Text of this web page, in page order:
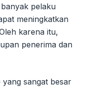
pelaku
meningkatkan
karena itu,
penerima dan
sangat besar